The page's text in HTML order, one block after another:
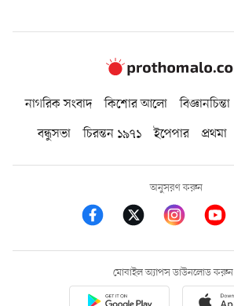
নাগরিক সংবাদ কিশোর আলো বিজ্ঞানচিন্তা
বন্ধুসভা
চিরন্তন ১৯৭১ ইপেপার প্রথমা
অনুসরণ করুন
মোবাইল অ্যাপস ডাউনলোড করুন